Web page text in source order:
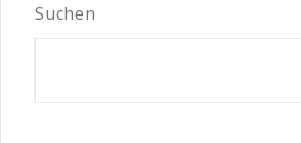
Suchen